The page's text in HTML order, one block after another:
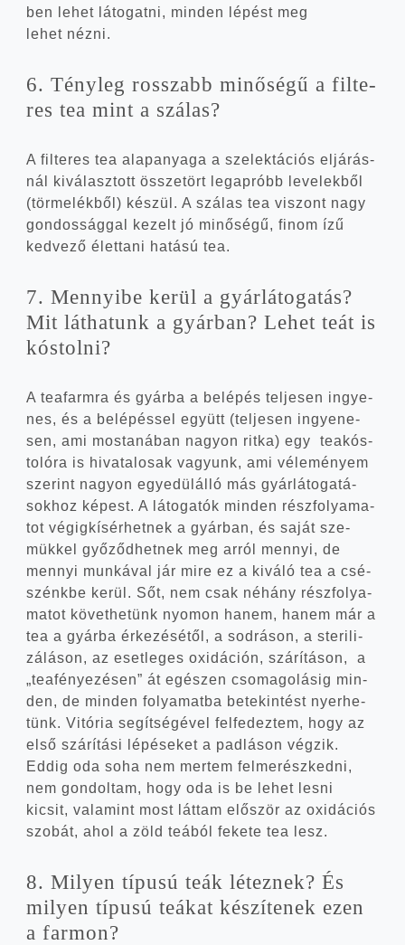
ben lehet láto­gat­ni, min­den lépést meg
lehet nézni.
6. Tény­leg rosszabb minő­sé­gű a fil­te­
res tea mint a szálas?
A fil­te­res tea alap­anya­ga a sze­lek­tá­ci­ós eljá­rás­
nál kivá­lasz­tott össze­tört leg­ap­róbb leve­lek­ből
(tör­me­lék­ből) készül. A szá­las tea viszont nagy
gon­dos­ság­gal kezelt jó minő­sé­gű, finom ízű
ked­ve­ző élet­ta­ni hatá­sú tea.
7. Mennyi­be kerül a gyár­lá­to­ga­tás?
Mit lát­ha­tunk a gyár­ban? Lehet teát is
kóstolni?
A tea­farm­ra és gyár­ba a belé­pés tel­je­sen ingye­
nes, és a belé­pés­sel együtt (tel­je­sen ingye­ne­
sen, ami mos­ta­ná­ban nagyon rit­ka) egy tea­kós­
to­ló­ra is hiva­ta­lo­sak vagyunk, ami véle­mé­nyem
sze­rint nagyon egye­dül­ál­ló más gyár­lá­to­ga­tá­
sok­hoz képest. A láto­ga­tók min­den rész­fo­lya­ma­
tot végig­kí­sér­het­nek a gyár­ban, és saját sze­
mük­kel győ­ződ­het­nek meg arról mennyi, de
mennyi mun­ká­val jár mire ez a kivá­ló tea a csé­
szénk­be kerül. Sőt, nem csak néhány rész­fo­lya­
ma­tot követ­he­tünk nyo­mon hanem, hanem már a
tea a gyár­ba érke­zé­sé­től, a sod­rá­son, a ste­ri­li­
zá­lá­son, az eset­le­ges oxi­dá­ci­ón, szá­rí­tá­son, a
„tea­fé­nye­zé­sen” át egé­szen cso­ma­go­lá­sig min­
den, de min­den folya­mat­ba bete­kin­tést nyer­he­
tünk. Vitó­ria segít­sé­gé­vel fel­fe­dez­tem, hogy az
első szá­rí­tá­si lépé­se­ket a pad­lá­son vég­zik.
Eddig oda soha nem mer­tem fel­me­rész­ked­ni,
nem gon­dol­tam, hogy oda is be lehet les­ni
kicsit, vala­mint most lát­tam elő­ször az oxi­dá­ci­ós
szo­bát, ahol a zöld teá­ból feke­te tea lesz.
8. Milyen típu­sú teák létez­nek? És
milyen típu­sú teá­kat készí­te­nek ezen
a farmon?